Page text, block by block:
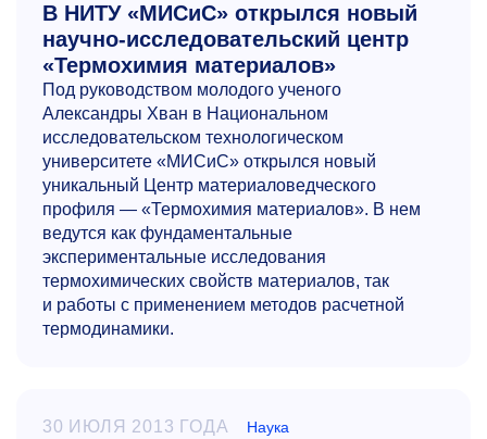
В НИТУ «МИСиС» открылся новый
научно-исследовательский центр
«Термохимия материалов»
Под руководством молодого ученого
Александры Хван в Национальном
исследовательском технологическом
университете «МИСиС» открылся новый
уникальный Центр материаловедческого
профиля — «Термохимия материалов». В нем
ведутся как фундаментальные
экспериментальные исследования
термохимических свойств материалов, так
и работы с применением методов расчетной
термодинамики.
30 ИЮЛЯ 2013 ГОДА Наука